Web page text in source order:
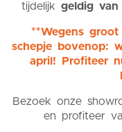
tijdelijk geldig
**Wegens
schepje bovenop:
april! Profiteer
Bezoek onze
en profiteer